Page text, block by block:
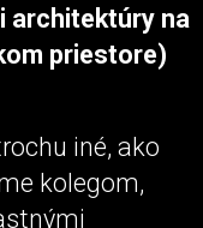
architektúry na
priestore)
iné, ako
kolegom,